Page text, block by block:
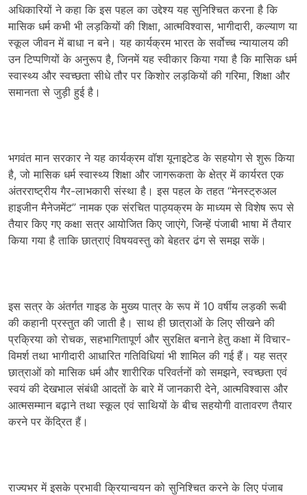
अधिकारियों ने कहा कि इस पहल का उद्देश्य यह सुनिश्चित करना है कि
मासिक धर्म कभी भी लड़कियों की शिक्षा, आत्मविश्वास, भागीदारी, कल्याण या
स्कूल जीवन में बाधा न बने। यह कार्यक्रम भारत के सर्वोच्च न्यायालय की
उन टिप्पणियों के अनुरूप है, जिनमें यह स्वीकार किया गया है कि मासिक धर्म
स्वास्थ्य और स्वच्छता सीधे तौर पर किशोर लड़कियों की गरिमा, शिक्षा और
समानता से जुड़ी हुई है।
भगवंत मान सरकार ने यह कार्यक्रम वॉश यूनाइटेड के सहयोग से शुरू किया
है, जो मासिक धर्म स्वास्थ्य शिक्षा और जागरूकता के क्षेत्र में कार्यरत एक
अंतरराष्ट्रीय गैर-लाभकारी संस्था है। इस पहल के तहत “मेनस्ट्रुअल
हाइजीन मैनेजमेंट” नामक एक संरचित पाठ्यक्रम के माध्यम से विशेष रूप से
तैयार किए गए कक्षा सत्र आयोजित किए जाएंगे, जिन्हें पंजाबी भाषा में तैयार
किया गया है ताकि छात्राएं विषयवस्तु को बेहतर ढंग से समझ सकें।
इस सत्र के अंतर्गत गाइड के मुख्य पात्र के रूप में 10 वर्षीय लड़की रूबी
की कहानी प्रस्तुत की जाती है। साथ ही छात्राओं के लिए सीखने की
प्रक्रिया को रोचक, सहभागितापूर्ण और सुरक्षित बनाने हेतु कक्षा में विचार-
विमर्श तथा भागीदारी आधारित गतिविधियां भी शामिल की गई हैं। यह सत्र
छात्राओं को मासिक धर्म और शारीरिक परिवर्तनों को समझने, स्वच्छता एवं
स्वयं की देखभाल संबंधी आदतों के बारे में जानकारी देने, आत्मविश्वास और
आत्मसम्मान बढ़ाने तथा स्कूल एवं साथियों के बीच सहयोगी वातावरण तैयार
करने पर केंद्रित हैं।
राज्यभर में इसके प्रभावी क्रियान्वयन को सुनिश्चित करने के लिए पंजाब